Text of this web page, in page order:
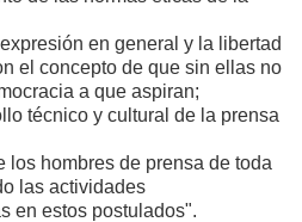
en general y la libertad
el concepto de que sin ellas no
a que aspiran;
técnico y cultural de la prensa
los hombres de prensa de toda
las actividades
en estos postulados".